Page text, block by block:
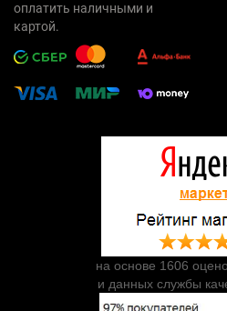
оплатить наличными и
картой.
на основе 1606
и данных службы